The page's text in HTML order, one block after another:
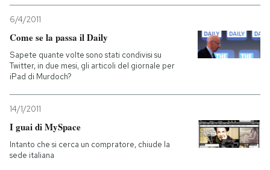
6/4/2011
Come se la passa il Daily
Sapete quante volte sono stati condivisi su
Twitter, in due mesi, gli articoli del giornale per
iPad di Murdoch?
14/1/2011
I guai di MySpace
Intanto che si cerca un compratore, chiude la
sede italiana